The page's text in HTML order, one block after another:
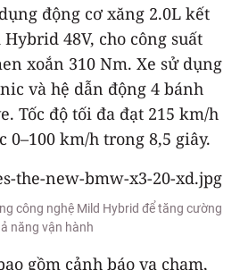
động cơ xăng 2.0L kết
48V, cho công suất
xoắn 310 Nm. Xe sử dụng
và hệ dẫn động 4 bánh
Tốc độ tối đa đạt 215 km/h
0–100 km/h trong 8,5 giây.
công nghệ Mild Hybrid để tăng cường
năng vận hành
gồm cảnh báo va chạm,